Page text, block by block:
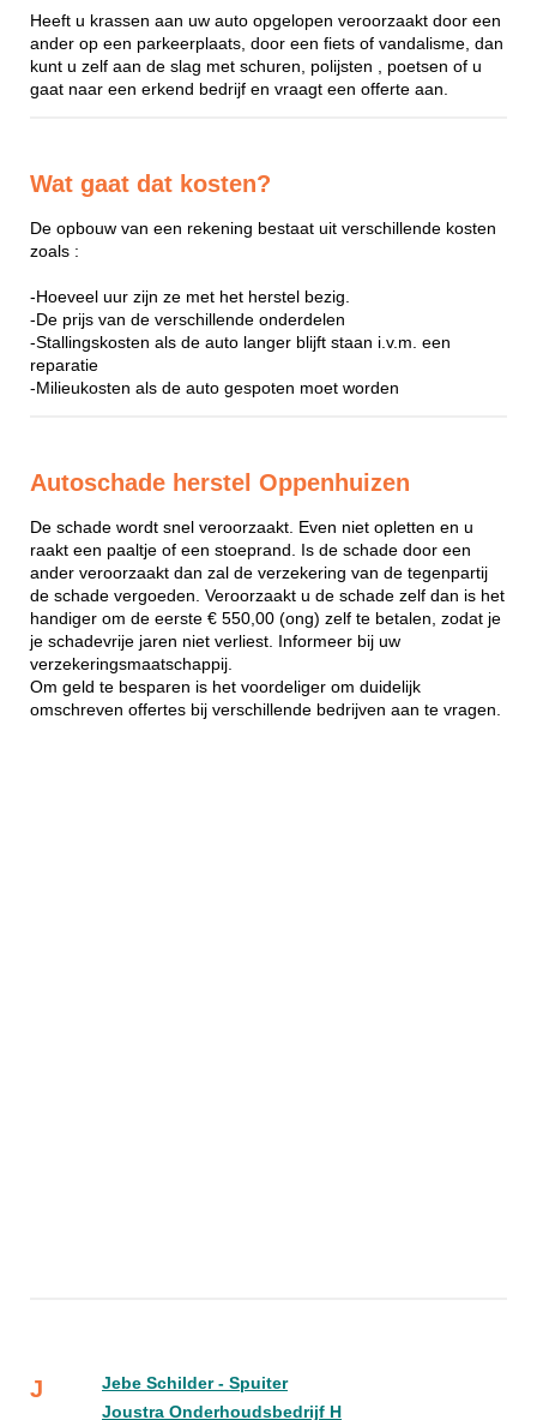
Heeft u krassen aan uw auto opgelopen veroorzaakt door een
ander op een parkeerplaats, door een fiets of vandalisme, dan
kunt u zelf aan de slag met schuren, polijsten , poetsen of u
gaat naar een erkend bedrijf en vraagt een offerte aan.
Wat gaat dat kosten?
De opbouw van een rekening bestaat uit verschillende kosten
zoals :
-Hoeveel uur zijn ze met het herstel bezig.
-De prijs van de verschillende onderdelen
-Stallingskosten als de auto langer blijft staan i.v.m. een
reparatie
-Milieukosten als de auto gespoten moet worden
Autoschade herstel Oppenhuizen
De schade wordt snel veroorzaakt. Even niet opletten en u
raakt een paaltje of een stoeprand. Is de schade door een
ander veroorzaakt dan zal de verzekering van de tegenpartij
de schade vergoeden. Veroorzaakt u de schade zelf dan is het
handiger om de eerste € 550,00 (ong) zelf te betalen, zodat je
je schadevrije jaren niet verliest. Informeer bij uw
verzekeringsmaatschappij.
Om geld te besparen is het voordeliger om duidelijk
omschreven offertes bij verschillende bedrijven aan te vragen.
J
Jebe Schilder - Spuiter
Joustra Onderhoudsbedrijf H